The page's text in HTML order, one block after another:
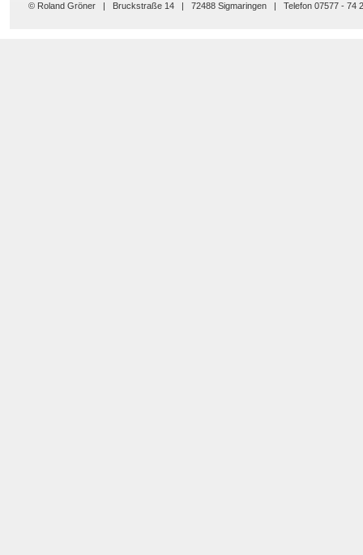
© Roland Gröner | Bruckstraße 14 | 72488 Sigmaringen | Telefon 07577 -